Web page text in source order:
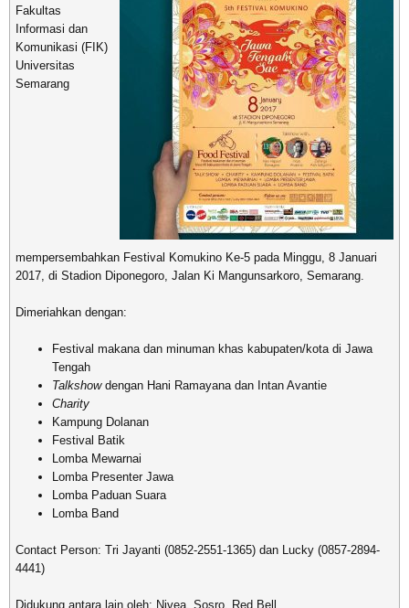
Fakultas
Informasi dan
Komunikasi (FIK)
Universitas
Semarang
mempersembahkan Festival Komukino Ke-5 pada Minggu, 8 Januari
2017, di Stadion Diponegoro, Jalan Ki Mangunsarkoro, Semarang.
Dimeriahkan dengan:
Festival makana dan minuman khas kabupaten/kota di Jawa
Tengah
Talkshowdengan Hani Ramayana dan Intan Avantie
Charity
Kampung Dolanan
Festival Batik
Lomba Mewarnai
Lomba Presenter Jawa
Lomba Paduan Suara
Lomba Band
Contact Person: Tri Jayanti (0852-2551-1365) dan Lucky (0857-2894-
4441)
Didukung antara lain oleh: Nivea, Sosro, Red Bell